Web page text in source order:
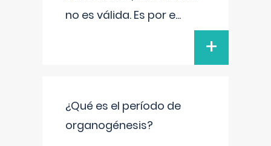
no es válida. Es por e...
+
¿Qué es el período de
organogénesis?